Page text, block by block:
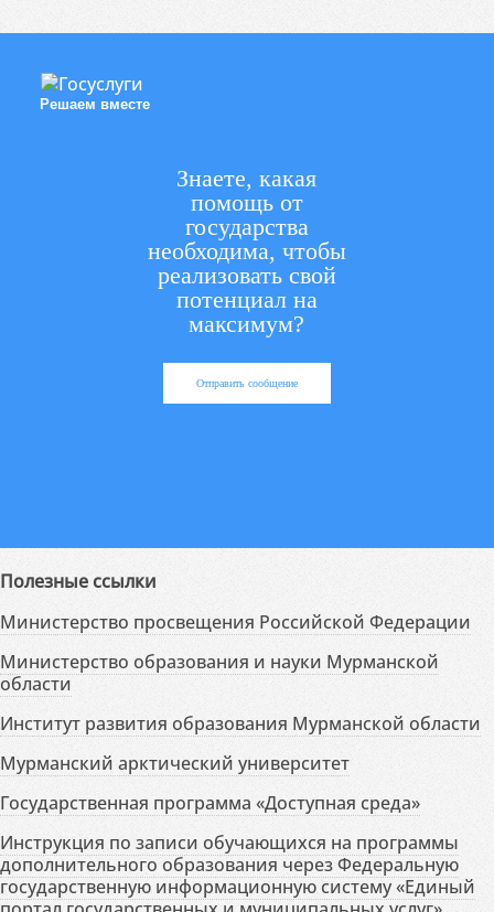
Решаем вместе
Знаете, какая
помощь от
государства
необходима, чтобы
реализовать свой
потенциал на
максимум?
Отправить сообщение
Полезные ссылки
Министерство просвещения Российской Федерации
Министерство образования и науки Мурманской
области
Институт развития образования Мурманской области
Мурманский арктический университет
Государственная программа «Доступная среда»
Инструкция по записи обучающихся на программы
дополнительного образования через Федеральную
государственную информационную систему «Единый